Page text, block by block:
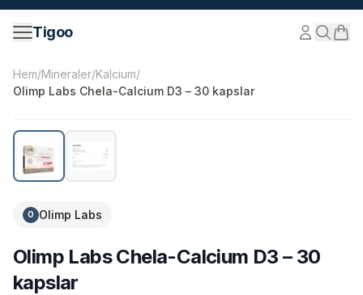
Hoppa till innehåll
Tigoo
©2026Nutri Nordic AB.
Hem/Mineraler/Kalcium/
Olimp Labs Chela-Calcium D3 – 30 kapslar
O Olimp Labs
Olimp Labs Chela-Calcium D3 – 30
kapslar